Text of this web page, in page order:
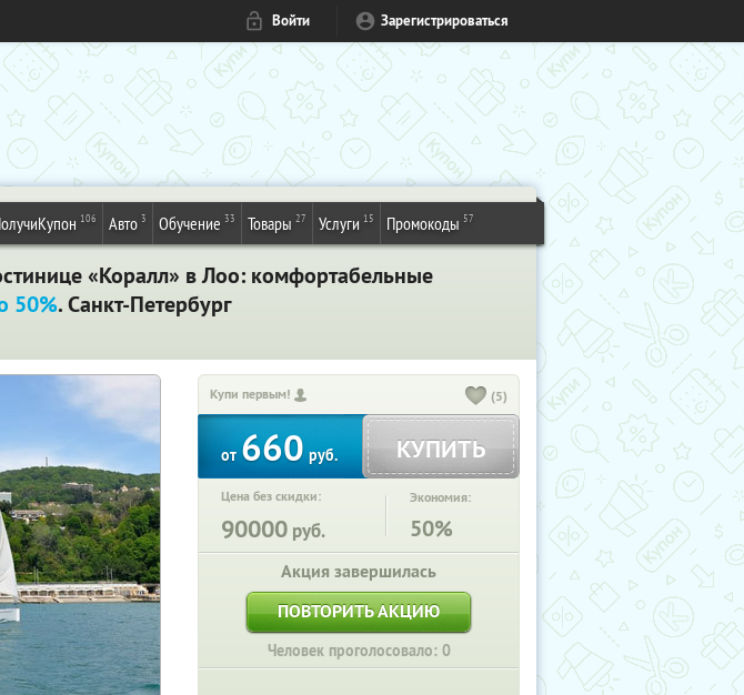
Войти Зарегистрироваться
106 Авто 3 Обучение 33 Товары 27 Услуги 15 Промокоды 57
«Коралл» в Лоо: комфортабельные
50%. Санкт-Петербург
Купи первым! (5)
от660руб. КУПИТЬ
Цена без скидки:
90000 руб.
Экономия:
50%
Акция завершилась
ПОВТОРИТЬ АКЦИЮ
Человек проголосовало: 0